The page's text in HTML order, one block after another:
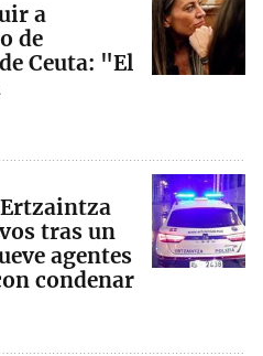
a
de
Ceuta: "El
tras un
agentes
condenar